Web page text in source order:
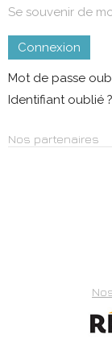
Se souvenir de
Connexion
Mot de passe
Identifiant oublié ?
Nos partenaires